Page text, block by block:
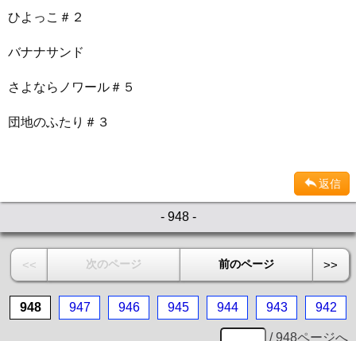
ひよっこ＃２
バナナサンド
さよならノワール＃５
団地のふたり＃３
返信
- 948 -
<< 次のページ 前のページ >>
948 947 946 945 944 943 942
/ 948ページへ